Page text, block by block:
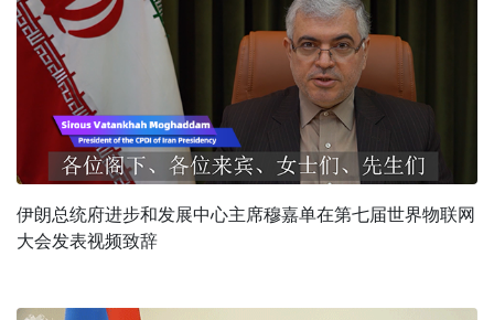
伊朗总统府进步和发展中心主席穆嘉单在第七届世界物联网
大会发表视频致辞